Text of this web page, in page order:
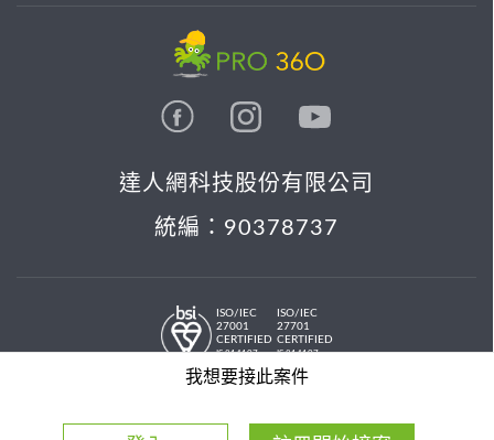
我想要接此案件
達人網科技股份有限公司
統編：90378737
ISO/IEC
27001
CERTIFIED
IS 814197
ISO/IEC
27701
CERTIFIED
IS 814197
© 2026 PRO36O. All rights reserved.